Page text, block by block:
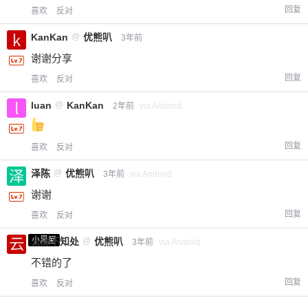
喜欢 反对 回复
KanKan @ 优熊叭 3年前
谢谢分享
喜欢 反对 回复
luan @ KanKan 2年前 via Android
喜欢 反对 回复
泽陈 @ 优熊叭 3年前 via Android
谢谢
喜欢 反对 回复
小黑屋
云深不知处 @ 优熊叭 3年前 via Android
不错的了
喜欢 反对 回复